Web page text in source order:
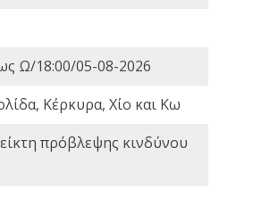
Ω/18:00/05-08-2026
Κέρκυρα, Χίο και Κω
πρόβλεψης κινδύνου